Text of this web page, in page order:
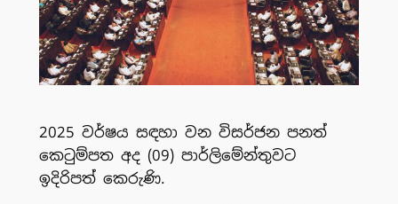
2025 වර්ෂය සඳහා වන විසර්ජන පනත්
කෙටුම්පත අද (09) පාර්ලිමේන්තුවට
ඉදිරිපත් කෙරුණි.